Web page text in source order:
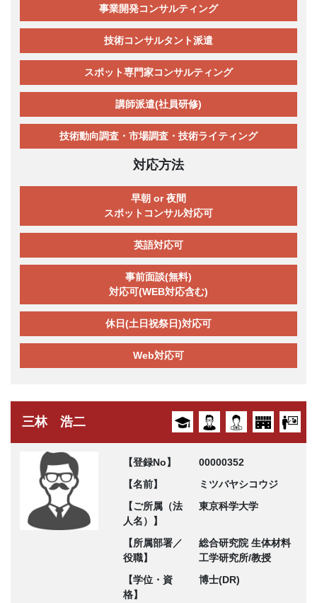
事業開発コンサルティング
技術コンサルタント派遣
スポット専門家コンサルティング
講師派遣(社員研修)
技術動向調査・市場調査・技術ライティング
対応方法
早朝 or 夜間
スポットコンサル対応可
英語対応可
事前面談(無料)
対応可(WEB対応含む)
休日(土日祝祭日)対応可
Web対応可
三林 浩二
【登録No】
00000352
【名前】
ミツバヤシコウジ
【ご所属（法
人名）】
東京科学大学
【所属部署／
役職】
総合研究院 生体材料
工学研究所/教授
【学位・資
格】
博士(DR)